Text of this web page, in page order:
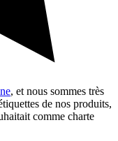
, et nous sommes très
de nos produits,
comme charte